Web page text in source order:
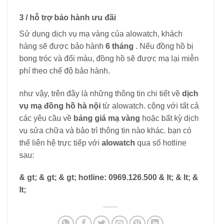
3 / hỗ trợ bảo hành ưu đãi
Sử dụng dịch vụ mạ vàng của alowatch, khách
hàng sẽ được bảo hành 6 tháng . Nếu đồng hồ bị
bong tróc và đổi màu, đồng hồ sẽ được mạ lại miễn
phí theo chế độ bảo hành.
như vậy, trên đây là những thông tin chi tiết về dịch
vụ mạ đồng hồ hà nội từ alowatch. cộng với tất cả
các yêu cầu về bảng giá mạ vàng hoặc bất kỳ dịch
vụ sửa chữa và bảo trì thông tin nào khác. bạn có
thể liên hệ trực tiếp với alowatch qua số hotline
sau:
& gt; & gt; & gt; hotline: 0969.126.500 & lt; & lt; &
lt;